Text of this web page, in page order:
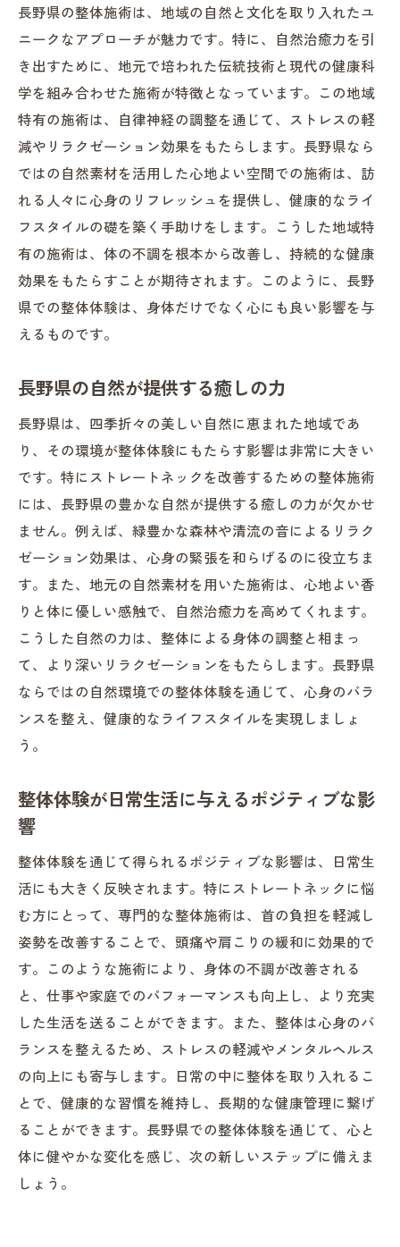
長野県の整体施術は、地域の自然と文化を取り入れたユ
ニークなアプローチが魅力です。特に、自然治癒力を引
き出すために、地元で培われた伝統技術と現代の健康科
学を組み合わせた施術が特徴となっています。この地域
特有の施術は、自律神経の調整を通じて、ストレスの軽
減やリラクゼーション効果をもたらします。長野県なら
ではの自然素材を活用した心地よい空間での施術は、訪
れる人々に心身のリフレッシュを提供し、健康的なライ
フスタイルの礎を築く手助けをします。こうした地域特
有の施術は、体の不調を根本から改善し、持続的な健康
効果をもたらすことが期待されます。このように、長野
県での整体体験は、身体だけでなく心にも良い影響を与
えるものです。
長野県の自然が提供する癒しの力
長野県は、四季折々の美しい自然に恵まれた地域であ
り、その環境が整体体験にもたらす影響は非常に大きい
です。特にストレートネックを改善するための整体施術
には、長野県の豊かな自然が提供する癒しの力が欠かせ
ません。例えば、緑豊かな森林や清流の音によるリラク
ゼーション効果は、心身の緊張を和らげるのに役立ちま
す。また、地元の自然素材を用いた施術は、心地よい香
りと体に優しい感触で、自然治癒力を高めてくれます。
こうした自然の力は、整体による身体の調整と相まっ
て、より深いリラクゼーションをもたらします。長野県
ならではの自然環境での整体体験を通じて、心身のバラ
ンスを整え、健康的なライフスタイルを実現しましょ
う。
整体体験が日常生活に与えるポジティブな影
響
整体体験を通じて得られるポジティブな影響は、日常生
活にも大きく反映されます。特にストレートネックに悩
む方にとって、専門的な整体施術は、首の負担を軽減し
姿勢を改善することで、頭痛や肩こりの緩和に効果的で
す。このような施術により、身体の不調が改善される
と、仕事や家庭でのパフォーマンスも向上し、より充実
した生活を送ることができます。また、整体は心身のバ
ランスを整えるため、ストレスの軽減やメンタルヘルス
の向上にも寄与します。日常の中に整体を取り入れるこ
とで、健康的な習慣を維持し、長期的な健康管理に繋げ
ることができます。長野県での整体体験を通じて、心と
体に健やかな変化を感じ、次の新しいステップに備えま
しょう。